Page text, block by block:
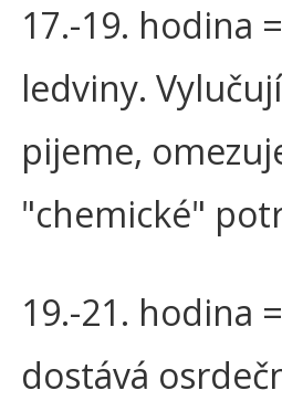
17.-19. hodina
ledviny.
pijeme,
"chemické"
19.-21. hodina
dostává